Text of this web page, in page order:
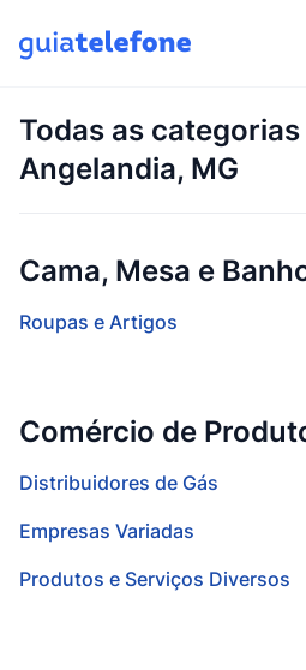
Todas as
Angelandia, MG
Cama, Mesa e
Roupas e Artigos
Comércio de
Distribuidores de Gás
Empresas Variadas
Produtos e Serviços Diversos